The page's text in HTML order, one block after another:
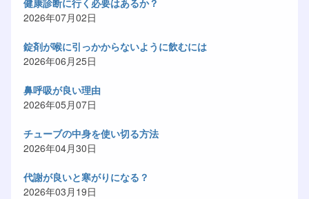
2026年07月02日
錠剤が喉に引っかからないように飲むには
2026年06月25日
鼻呼吸が良い理由
2026年05月07日
チューブの中身を使い切る方法
2026年04月30日
代謝が良いと寒がりになる？
2026年03月19日